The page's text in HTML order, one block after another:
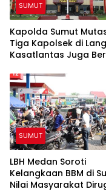
SUMUT
Kapolda Sumut
Tiga Kapolsek di
Kasatlantas Juga
SUMUT
LBH Medan Soroti
Kelangkaan BBM di
Nilai Masyarakat